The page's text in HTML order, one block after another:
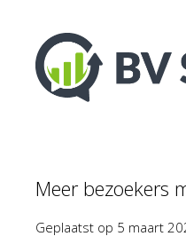
Meer bezoekers
Geplaatst op 5 maart